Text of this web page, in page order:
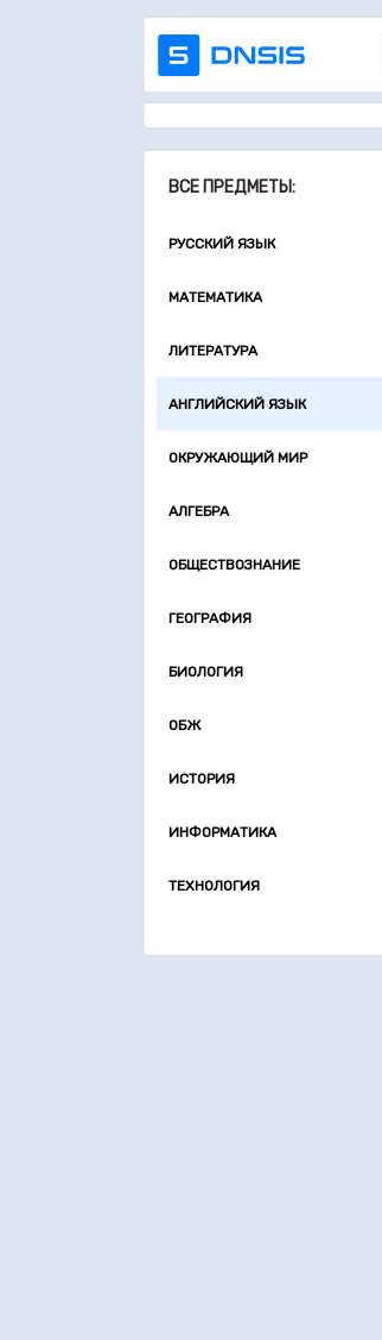
ВСЕ ПРЕДМЕТЫ:
РУССКИЙ ЯЗЫК
МАТЕМАТИКА
ЛИТЕРАТУРА
АНГЛИЙСКИЙ ЯЗЫК
ОКРУЖАЮЩИЙ МИР
АЛГЕБРА
ОБЩЕСТВОЗНАНИЕ
ГЕОГРАФИЯ
БИОЛОГИЯ
ОБЖ
ИСТОРИЯ
ИНФОРМАТИКА
ТЕХНОЛОГИЯ